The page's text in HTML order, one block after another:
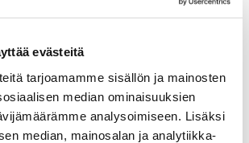
evästeitä
tarjoamamme sisällön ja mainosten
median ominaisuuksien
analysoimiseen. Lisäksi
median, mainosalan ja analytiikka-